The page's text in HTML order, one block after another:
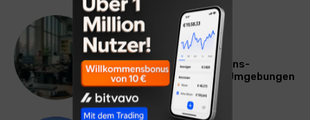
TECHNIK
SourcingBlox startet
CentaurNexus: Operations-
Plattform für Zscaler-Umgebungen